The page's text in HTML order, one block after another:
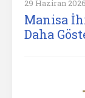
29 Haziran 2026
Manisa
Daha